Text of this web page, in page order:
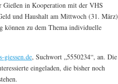
Gießen in Kooperation mit der VHS
und Haushalt am Mittwoch (31. März)
können zu dem Thema individuelle
giessen.de, Suchwort „5550234“, an. Die
eingeladen, die bisher noch